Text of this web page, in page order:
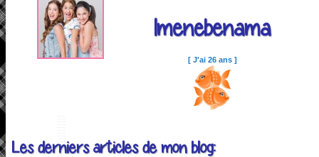
Imenebenama
[ J'ai 26 ans ]
Les derniers articles de mon blog: